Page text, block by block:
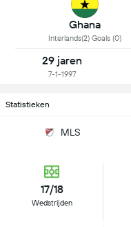
Ghana
Interlands(2) Goals (0)
29 jaren
7-1-1997
Statistieken
MLS
17/18
Wedstrijden